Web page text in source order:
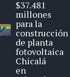
$37.481
millones
para la
construcción
de planta
fotovoltaica
Chicalá
en